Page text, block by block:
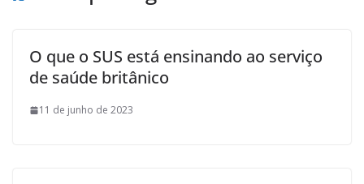
O que o SUS está ensinando ao serviço
de saúde britânico
11 de junho de 2023